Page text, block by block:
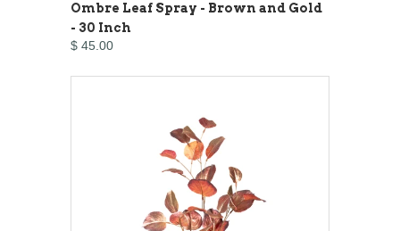
Ombre Leaf Spray - Brown and Gold
- 30 Inch
$ 45.00